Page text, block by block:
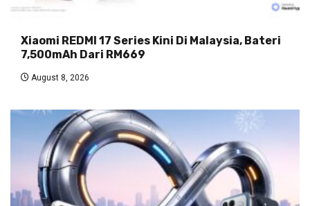
Xiaomi REDMI 17 Series Kini Di Malaysia, Bateri
7,500mAh Dari RM669
August 8, 2026